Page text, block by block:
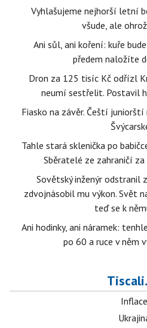
Vyhlašujeme nejhorší letní
všude, ale
Ani sůl, ani koření: kuře
předem naložíte
Dron za 125 tisíc Kč odřízl
neumí sestřelit. Postavil
Fiasko na závěr. Čeští
Tahle stará sklenička po
Sběratelé ze zahraničí
Sovětský inženýr
zdvojnásobil mu výkon. Svět
teď se k
Ani hodinky, ani náramek:
po 60 a ruce v něm
Inflace